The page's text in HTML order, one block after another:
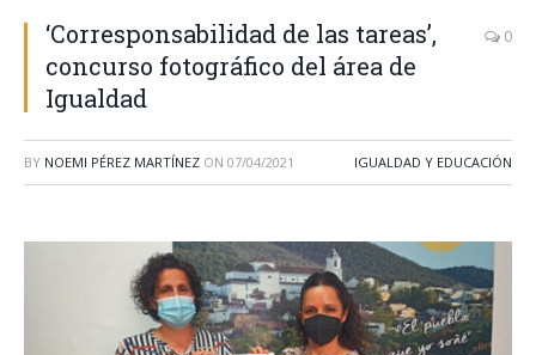
‘Corresponsabilidad de las tareas’,
concurso fotográfico del área de
Igualdad
0
BY NOEMI PÉREZ MARTÍNEZ ON 07/04/2021 IGUALDAD Y EDUCACIÓN